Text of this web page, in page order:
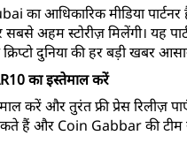
का आधिकारिक मीडिया
अहम स्टोरीज़ मिलेंगी। यह
दुनिया की हर बड़ी खबर
का इस्तेमाल करें
करें और तुरंत फ्री प्रेस रिलीज़
हैं और Coin Gabbar की